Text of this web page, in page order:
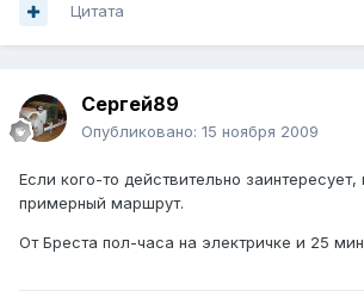
Цитата
Сергей89
Опубликовано: 15 ноября 2009
Если кого-то действительно заинтересует,
примерный маршрут.
От Бреста пол-часа на электричке и 25